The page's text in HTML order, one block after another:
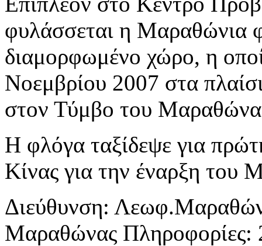
φυλάσσεται η Μαραθώνια
διαμορφωμένο χώρο, η
Νοεμβρίου 2007 στα
στον Τύμβο του
Η φλόγα ταξίδεψε για
Κίνας για την έναρξη του
Διεύθυνση:
Μαραθώνας